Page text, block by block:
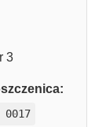
3
0017